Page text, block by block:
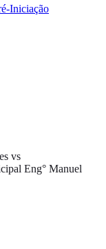
Iniciação
vs
Eng° Manuel